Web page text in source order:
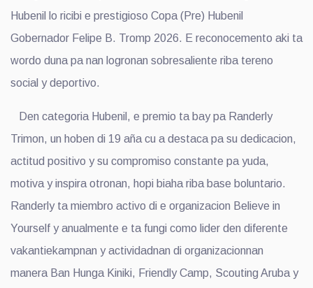
Hubenil lo ricibi e prestigioso Copa (Pre) Hubenil
Gobernador Felipe B. Tromp 2026. E reconocemento aki ta
wordo duna pa nan logronan sobresaliente riba tereno
social y deportivo.
Den categoria Hubenil, e premio ta bay pa Randerly
Trimon, un hoben di 19 aña cu a destaca pa su dedicacion,
actitud positivo y su compromiso constante pa yuda,
motiva y inspira otronan, hopi biaha riba base boluntario.
Randerly ta miembro activo di e organizacion Believe in
Yourself y anualmente e ta fungi como lider den diferente
vakantiekampnan y actividadnan di organizacionnan
manera Ban Hunga Kiniki, Friendly Camp, Scouting Aruba y